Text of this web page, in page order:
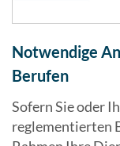
Notwendige
Berufen
Sofern Sie oder
reglementierten